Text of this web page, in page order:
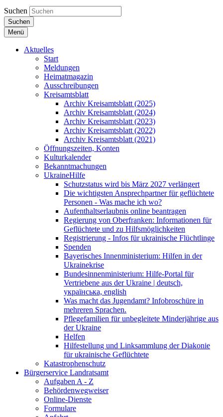
Suchen
Suchen
Menü
Aktuelles
Start
Meldungen
Heimatmagazin
Ausschreibungen
Kreisamtsblatt
Archiv Kreisamtsblatt (2025)
Archiv Kreisamtsblatt (2024)
Archiv Kreisamtsblatt (2023)
Archiv Kreisamtsblatt (2022)
Archiv Kreisamtsblatt (2021)
Öffnungszeiten, Konten
Kulturkalender
Bekanntmachungen
UkraineHilfe
Schutzstatus wird bis März 2027 verlängert
Die wichtigsten Ansprechpartner für geflüchtete
Personen - Was mache ich wo?
Aufenthaltserlaubnis online beantragen
Regierung von Oberfranken: Informationen für
Geflüchtete und zu Hilfsmöglichkeiten
Registrierung - Infos für ukrainische Flüchtlinge
Spenden
Bayerisches Innenministerium: Hilfen in der
Ukrainekrise
Bundesinnenministerium: Hilfe-Portal für
Vertriebene aus der Ukraine | deutsch,
українська, english
Was macht das Jugendamt? Infobroschüre in
mehreren Sprachen.
Pflegefamilien für unbegleitete Minderjährige aus
der Ukraine
Helfen
Hilfestellung und Linksammlung der Diakonie
für ukrainische Geflüchtete
Katastrophenschutz
Bürgerservice Landratsamt
Aufgaben A - Z
Behördenwegweiser
Online-Dienste
Formulare